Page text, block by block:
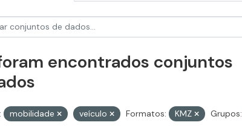
encontrados conjuntos
mobilidade veículo Formatos: KMZ Grupos: